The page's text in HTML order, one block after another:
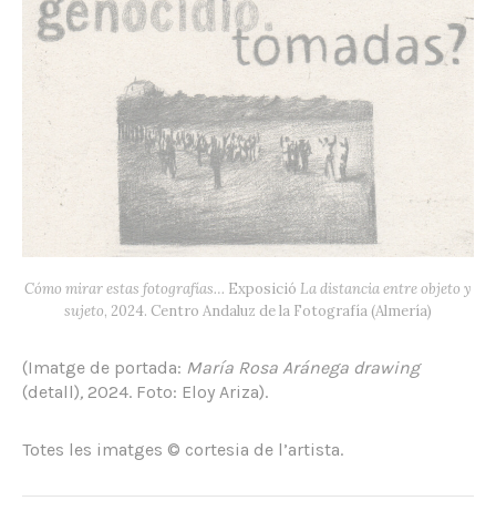
Cómo mirar estas fotografías… Exposició La distancia entre objeto y
sujeto, 2024. Centro Andaluz de la Fotografía (Almería)
(Imatge de portada: María Rosa Aránega drawing
(detall), 2024. Foto: Eloy Ariza).
Totes les imatges © cortesia de l’artista.